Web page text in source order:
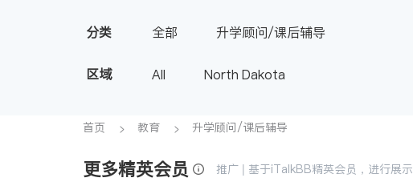
分类 全部 升学顾问/课后辅导
区域 All North Dakota
首页 教育 升学顾问/课后辅导
更多精英会员 推广 | 基于iTalkBB精英会员，进行展示